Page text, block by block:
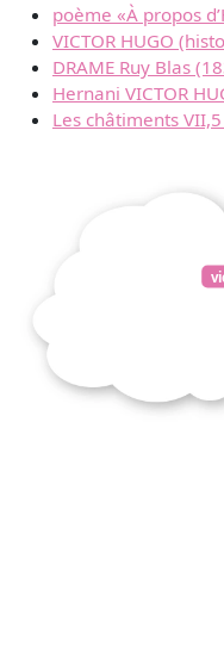
poème «À propos
VICTOR HUGO
DRAME Ruy Blas
Hernani VICTOR
Les châtiments